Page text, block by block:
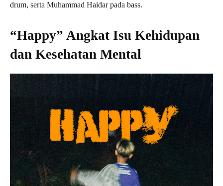
drum, serta Muhammad Haidar pada bass.
“Happy” Angkat Isu Kehidupan
dan Kesehatan Mental